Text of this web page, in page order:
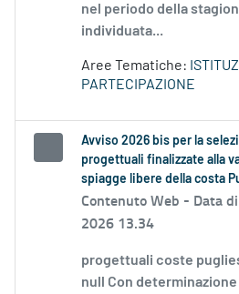
nel periodo della
individuata...
Aree Tematiche:
PARTECIPAZIONE
Avviso 2026 bis per la
progettuali finalizzate alla
spiagge libere della costa
Contenuto Web - Data
2026 13.34
progettuali coste
null Con